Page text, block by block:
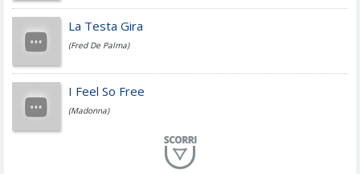
Fedez
Simone Cristicchi
La Testa Gira
(Fred De Palma)
I Feel So Free
(Madonna)